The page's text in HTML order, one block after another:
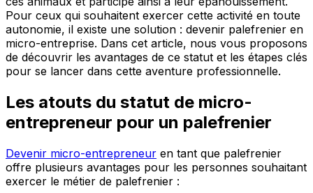
Pour ceux qui souhaitent exercer cette activité en toute
autonomie, il existe une solution : devenir palefrenier en
micro-entreprise. Dans cet article, nous vous proposons
de découvrir les avantages de ce statut et les étapes clés
pour se lancer dans cette aventure professionnelle.
Les atouts du statut de micro-
entrepreneur pour un palefrenier
Devenir micro-entrepreneur en tant que palefrenier
offre plusieurs avantages pour les personnes souhaitant
exercer le métier de palefrenier :